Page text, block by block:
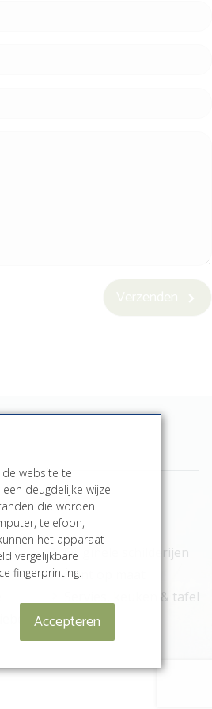
Originele schilderijen
Print op maat
Servies, keuken & tafel
website te
deugdelijke wijze
die worden
telefoon,
het apparaat
vergelijkbare
fingerprinting.
Accepteren